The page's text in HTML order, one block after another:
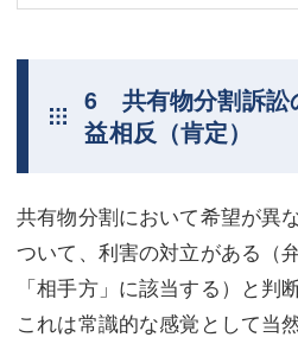
6 共有物分割訴訟
益相反（肯定）
共有物分割において希望が異
ついて、利害の対立がある（
「相手方」に該当する）と判
これは常識的な感覚として当